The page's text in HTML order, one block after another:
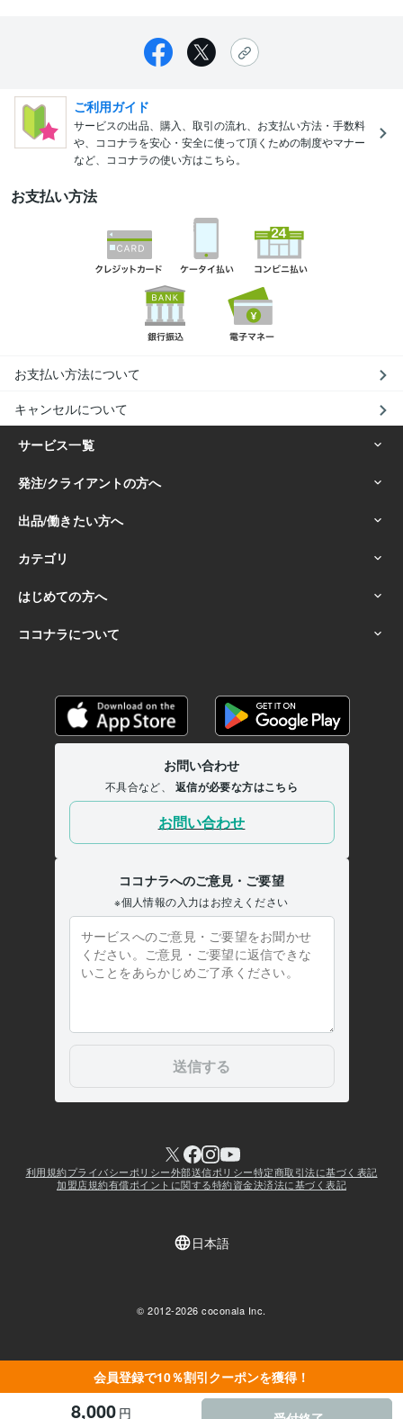
会員登録で10％割引クーポンを獲得！
8,000 円
ご利用ガイド
サービスの出品、購入、取引の流れ、お支払い方法・手数料
や、ココナラを安心・安全に使って頂くための制度やマナー
など、ココナラの使い方はこちら。
お支払い方法
お支払い方法について
キャンセルについて